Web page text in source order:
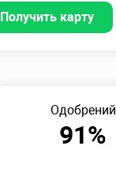
Получить карту
Одобрений
91%